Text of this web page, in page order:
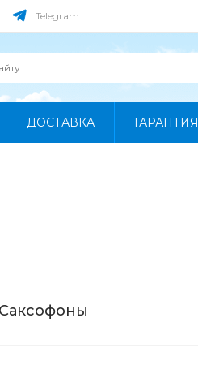
Telegram
ДОСТАВКА ГАРАНТИЯ
Саксофоны